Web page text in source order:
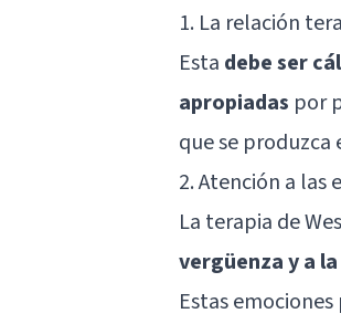
1. La relación
Esta debe ser
apropiadas por
que se
2. Atención a las
La terapia de
vergüenza y a
Estas